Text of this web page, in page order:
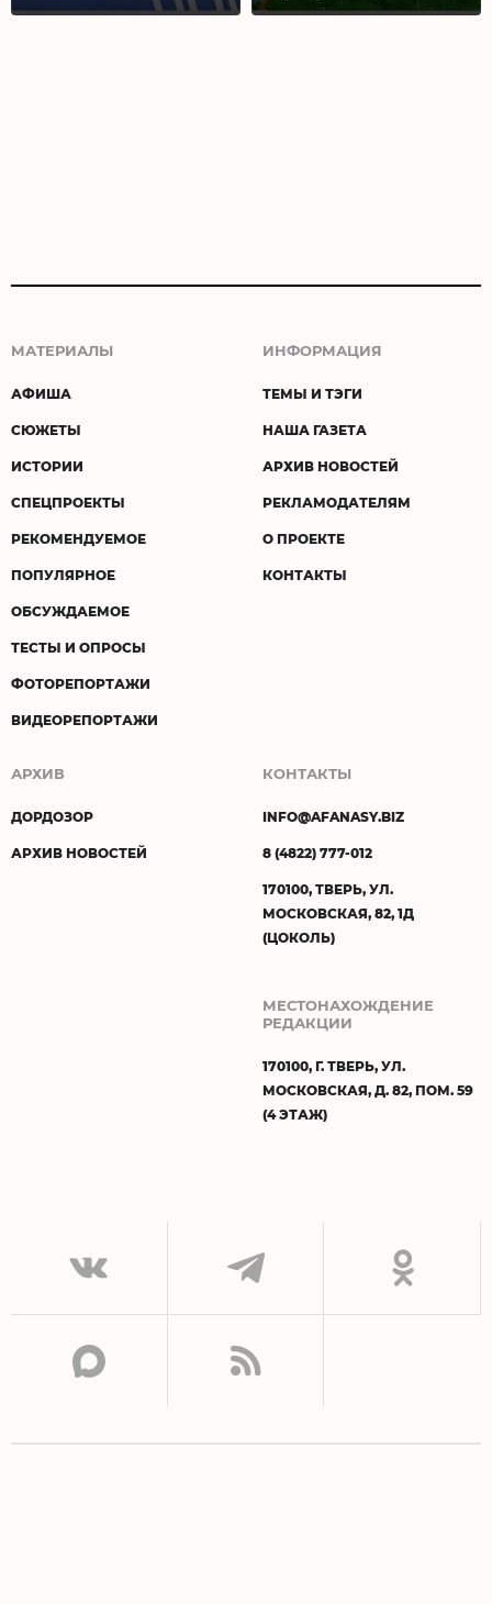
МАТЕРИАЛЫ
АФИША
СЮЖЕТЫ
ИСТОРИИ
СПЕЦПРОЕКТЫ
РЕКОМЕНДУЕМОЕ
ПОПУЛЯРНОЕ
ОБСУЖДАЕМОЕ
ТЕСТЫ И ОПРОСЫ
ФОТОРЕПОРТАЖИ
ВИДЕОРЕПОРТАЖИ
ИНФОРМАЦИЯ
ТЕМЫ И ТЭГИ
НАША ГАЗЕТА
АРХИВ НОВОСТЕЙ
РЕКЛАМОДАТЕЛЯМ
О ПРОЕКТЕ
КОНТАКТЫ
АРХИВ
ДОРДОЗОР
АРХИВ НОВОСТЕЙ
КОНТАКТЫ
INFO@AFANASY.BIZ
8 (4822) 777-012
170100, ТВЕРЬ, УЛ.
МОСКОВСКАЯ, 82, 1Д
(ЦОКОЛЬ)
МЕСТОНАХОЖДЕНИЕ
РЕДАКЦИИ
170100, Г. ТВЕРЬ, УЛ.
МОСКОВСКАЯ, Д. 82, ПОМ. 59
(4 ЭТАЖ)